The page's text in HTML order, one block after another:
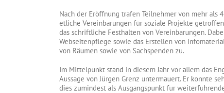
Nach der Eröffnung trafen Teilnehmer von mehr als
etliche Vereinbarungen für soziale Projekte
das schriftliche Festhalten von Vereinbarungen.
Webseitenpflege sowie das Erstellen von
von Räumen sowie von Sachspenden zu.
Im Mittelpunkt stand in diesem Jahr vor allem das
Aussage von Jürgen Grenz untermauert. Er konnte
dies zumindest als Ausgangspunkt für